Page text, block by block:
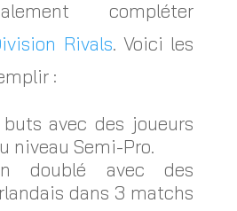
compléter
Rivals. Voici les
:
buts avec des joueurs
niveau Semi-Pro.
doublé avec des
dans 3 matchs